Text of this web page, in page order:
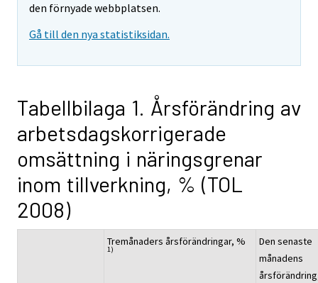
den förnyade webbplatsen.
Gå till den nya statistiksidan.
Tabellbilaga 1. Årsförändring av
arbetsdagskorrigerade
omsättning i näringsgrenar
inom tillverkning, % (TOL
2008)
Tremånaders årsförändringar, %
1)
Den senaste
månadens